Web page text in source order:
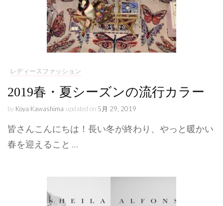
レディースファッション
2019春・夏シーズンの流行カラー
by Koya Kawashima updated on 5月 29, 2019
皆さんこんにちは！長い冬が終わり、やっと暖かい
春を迎えること …